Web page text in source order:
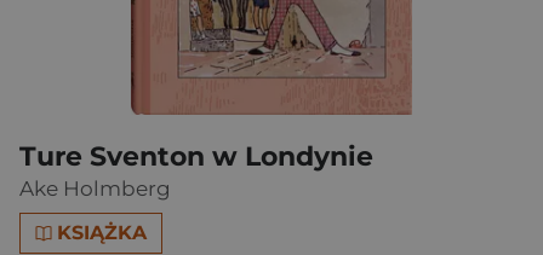
Ture Sventon w Londynie
Ake Holmberg
KSIĄŻKA